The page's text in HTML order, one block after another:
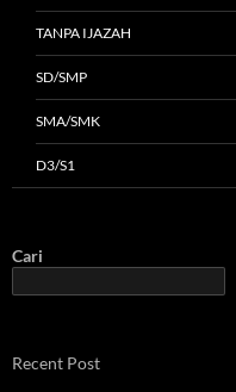
TANPA IJAZAH
SD/SMP
SMA/SMK
D3/S1
Cari
Recent Post